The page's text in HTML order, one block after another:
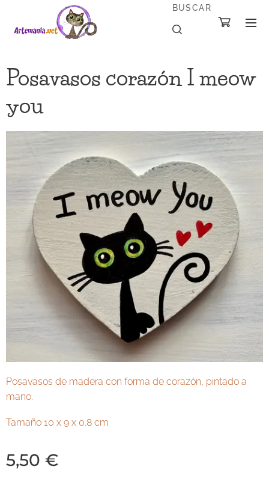
BUSCAR
Posavasos corazón I meow
you
Posavasos de madera con forma de corazón, pintado a
mano.
Tamaño 10 x 9 x 0.8 cm
5,50 €